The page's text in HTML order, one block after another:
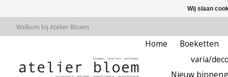
Welkom bij Atelier Bloem
Home
Boeketten
varia/
Nieuw
Wij slaan